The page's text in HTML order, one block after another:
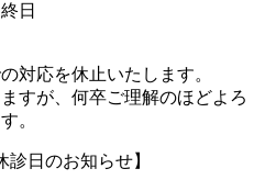
日
対応を休止いたします。
すが、何卒ご理解のほどよろ
。
診日のお知らせ】